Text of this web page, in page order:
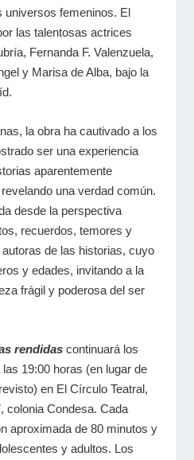
universos femeninos. El
las talentosas actrices
Fernanda F. Valenzuela,
y Marisa de Alba, bajo la
la obra ha cautivado a los
ser una experiencia
aparentemente
una verdad común.
desde la perspectiva
recuerdos, temores y
de las historias, cuyo
y edades, invitando a la
frágil y poderosa del ser
rendidascontinuará los
19:00 horas (en lugar de
en El Círculo Teatral,
colonia Condesa. Cada
aproximada de 80 minutos y
y adultos. Los